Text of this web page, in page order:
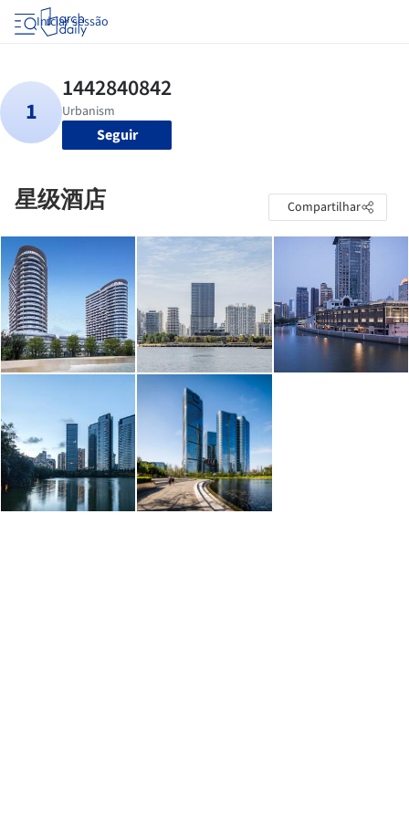
Iniciar sessão
Seguir
星级酒店 Compartilhar